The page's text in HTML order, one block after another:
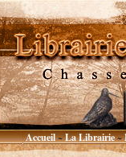
Accueil~La Librairie~